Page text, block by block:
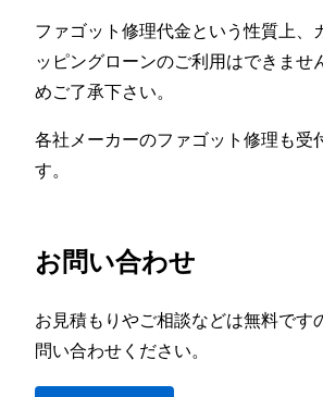
ファゴット修理代金という性質上、
ッピングローンのご利用はできませ
めご了承下さい。
各社メーカーのファゴット修理も受
す。
お問い合わせ
お見積もりやご相談などは無料です
問い合わせください。